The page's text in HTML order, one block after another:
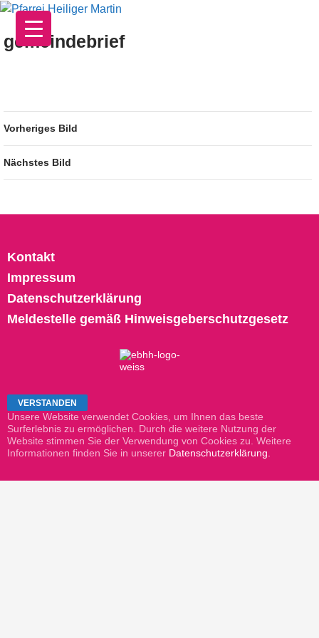
Zum
Inhalt
springen
gemeindebrief
Vorheriges Bild
Nächstes Bild
Kontakt
Impressum
Datenschutzerklärung
Meldestelle gemäß Hinweisgeberschutzgesetz
Unsere Website verwendet Cookies, um Ihnen das beste
Surferlebnis zu ermöglichen. Durch die weitere Nutzung der
Website stimmen Sie der Verwendung von Cookies zu. Weitere
Informationen finden Sie in unserer Datenschutzerklärung.